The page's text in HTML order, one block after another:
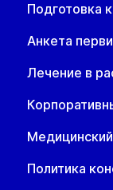
Подготовка
Анкета
Лечение в
Политика